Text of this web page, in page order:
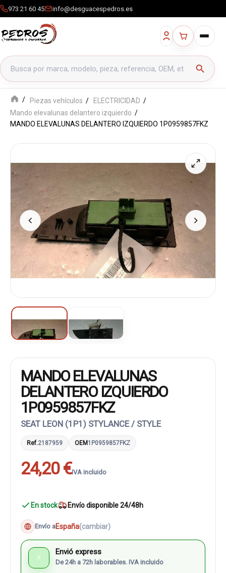
973 21 60 45 info@desguacespedros.es
Buscar productos
search
Piezas vehículos
ELECTRICIDAD
Mando elevalunas delantero izquierdo
MANDO ELEVALUNAS DELANTERO IZQUIERDO 1P0959857FKZ
MANDO ELEVALUNAS
DELANTERO IZQUIERDO
1P0959857FKZ
SEAT LEON (1P1) STYLANCE / STYLE
Ref.2187959 OEM1P0959857FKZ
24,20 €IVA incluido
En stock Envío disponible 24/48h
Envío aEspaña(cambiar)
⚡
Envió express
De 24h a 72h laborables. IVA incluido